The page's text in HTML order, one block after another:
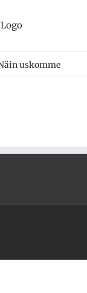
uskomme